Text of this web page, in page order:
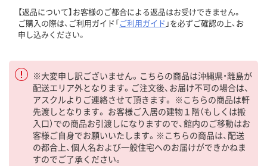
【返品について】お客様のご都合による返品はお受けできません。
ご購入の際は、ご利用ガイド「ご利用ガイド 」を必ずご確認の上、お
申し込みください。
※大変申し訳ございません。こちらの商品は沖縄県・離島が
配送エリア外となります。ご注文後、お届け不可の場合は、
アスクルよりご連絡させて頂きます。 ※こちらの商品は軒
先渡しとなります。 お客様ご入居の建物１階（もしくは搬
入口）での商品お引渡しになりますので、館内のご移動はお
客様ご自身でお願いいたします。※こちらの商品は、配送
の都合上、個人名および一般住宅へのお届けができかねま
すのでご了承ください。